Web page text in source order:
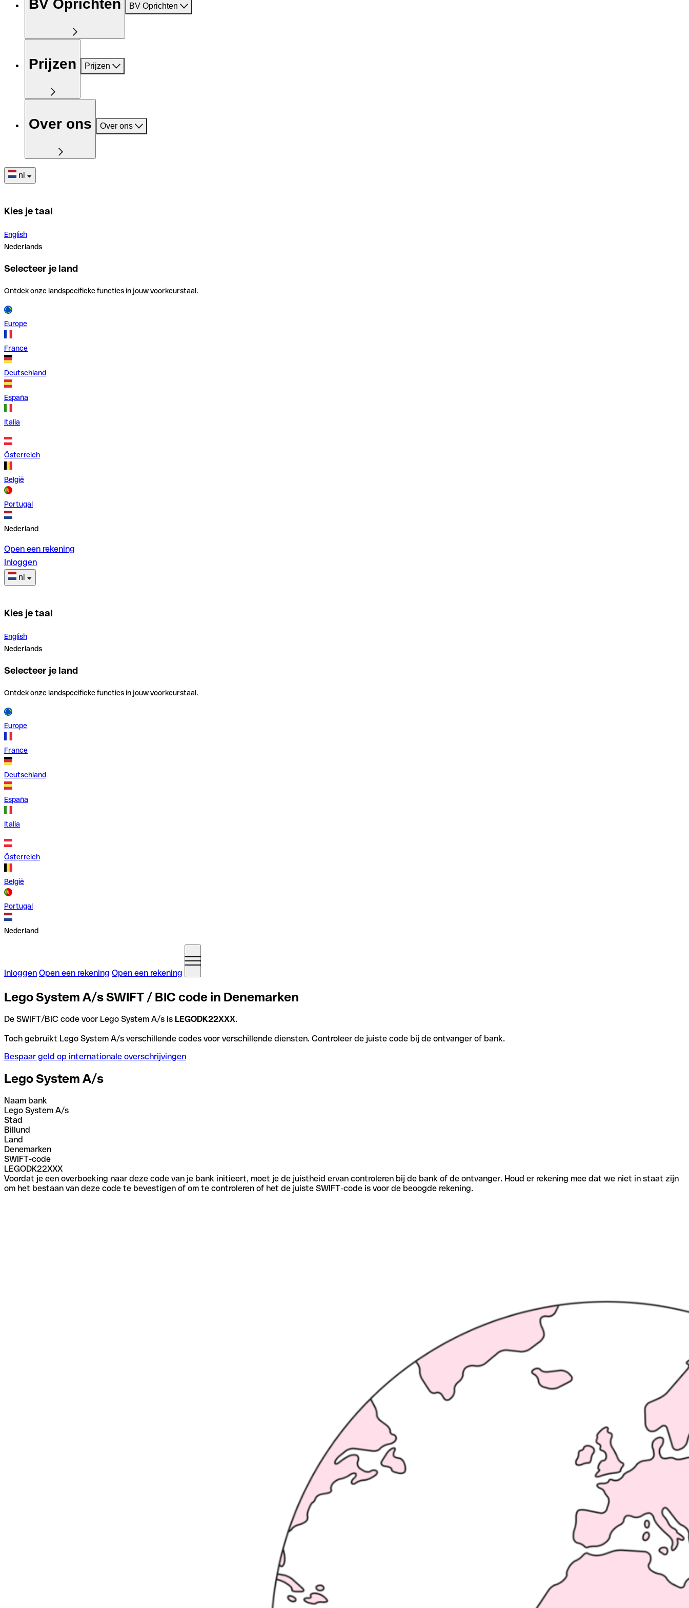
BV Oprichten BV Oprichten
Prijzen Prijzen
Over ons Over ons
nl
Kies je taal
English
Nederlands
Selecteer je land
Ontdek onze landspecifieke functies in jouw voorkeurstaal.
Europe
France
Deutschland
España
Italia
Österreich
België
Portugal
Nederland
Open een rekening
Inloggen
nl
Kies je taal
English
Nederlands
Selecteer je land
Ontdek onze landspecifieke functies in jouw voorkeurstaal.
Europe
France
Deutschland
España
Italia
Österreich
België
Portugal
Nederland
Inloggen Open een rekening Open een rekening
Lego System A/s SWIFT / BIC code in Denemarken
De SWIFT/BIC code voor Lego System A/s is LEGODK22XXX.
Toch gebruikt Lego System A/s verschillende codes voor verschillende diensten. Controleer de juiste code bij de ontvanger of bank.
Bespaar geld op internationale overschrijvingen
Lego System A/s
Naam bank
Lego System A/s
Stad
Billund
Land
Denemarken
SWIFT-code
LEGODK22XXX
Voordat je een overboeking naar deze code van je bank initieert, moet je de juistheid ervan controleren bij de bank of de ontvanger. Houd er rekening mee dat we niet in staat zijn
om het bestaan van deze code te bevestigen of om te controleren of het de juiste SWIFT-code is voor de beoogde rekening.